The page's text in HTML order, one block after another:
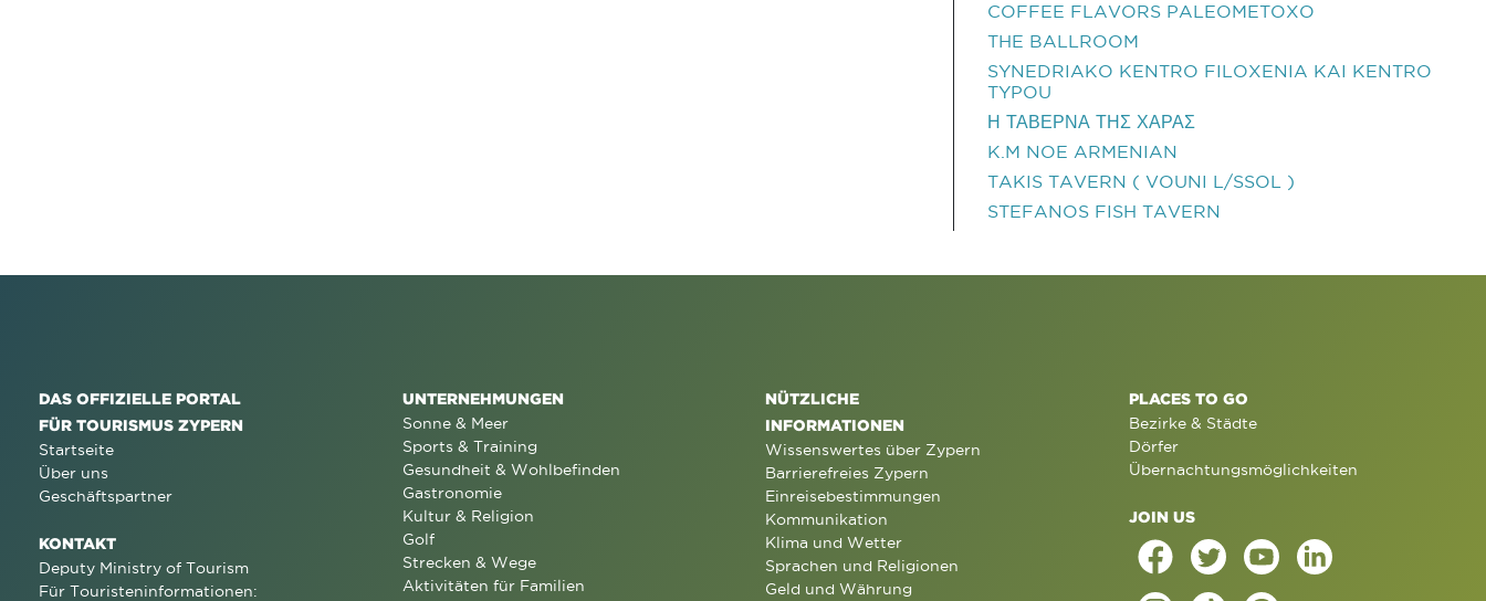
COFFEE FLAVORS PALEOMETOXO
THE BALLROOM
SYNEDRIAKO KENTRO FILOXENIA KAI KENTRO
TYPOU
Η ΤΑΒΕΡΝΑ ΤΗΣ ΧΑΡΑΣ
K.M NOE ARMENIAN
TAKIS TAVERN ( VOUNI L/SSOL )
STEFANOS FISH TAVERN
DAS OFFIZIELLE PORTAL
FÜR TOURISMUS ZYPERN
Startseite
Über uns
Geschäftspartner
KONTAKT
Deputy Ministry of Tourism
Für Touristeninformationen:
UNTERNEHMUNGEN
Sonne & Meer
Sports & Training
Gesundheit & Wohlbefinden
Gastronomie
Kultur & Religion
Golf
Strecken & Wege
Aktivitäten für Familien
NÜTZLICHE
INFORMATIONEN
Wissenswertes über Zypern
Barrierefreies Zypern
Einreisebestimmungen
Kommunikation
Klima und Wetter
Sprachen und Religionen
Geld und Währung
PLACES TO GO
Bezirke & Städte
Dörfer
Übernachtungsmöglichkeiten
JOIN US